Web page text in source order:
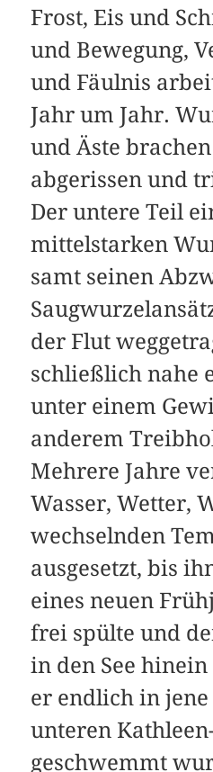
Frost, Eis und
und Bewegung,
und Fäulnis
Jahr um Jahr.
und Äste
abgerissen und
Der untere Teil
mittelstarken
samt seinen
der Flut
schließlich nahe
unter einem
anderem
Mehrere Jahre
Wasser, Wetter,
wechselnden
ausgesetzt, bis
eines neuen
frei spülte und
in den See
er endlich in jene
unteren
geschwemmt